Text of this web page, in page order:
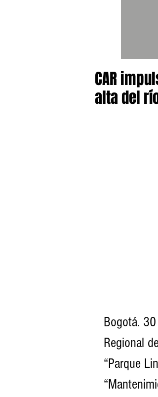
CAR
alta del
Bogotá.
Regional
“Parque